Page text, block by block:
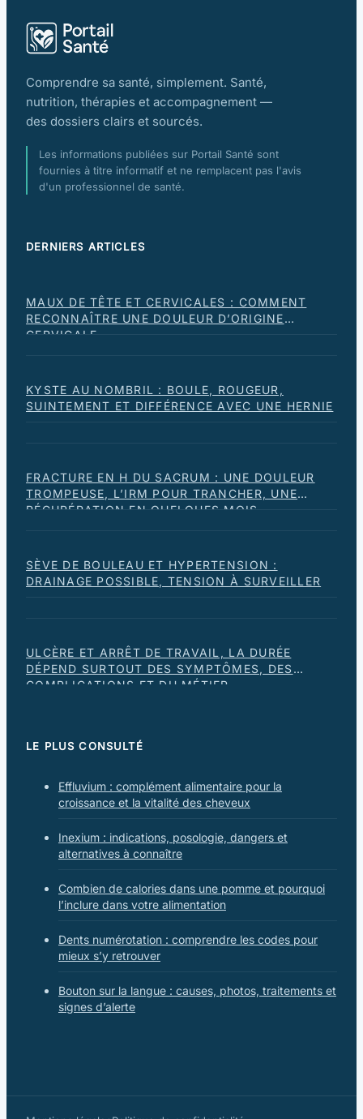
Comprendre sa santé, simplement. Santé,
nutrition, thérapies et accompagnement —
des dossiers clairs et sourcés.
Les informations publiées sur Portail Santé sont
fournies à titre informatif et ne remplacent pas l'avis
d'un professionnel de santé.
DERNIERS ARTICLES
MAUX DE TÊTE ET CERVICALES : COMMENT
RECONNAÎTRE UNE DOULEUR D’ORIGINE
CERVICALE
KYSTE AU NOMBRIL : BOULE, ROUGEUR,
SUINTEMENT ET DIFFÉRENCE AVEC UNE HERNIE
FRACTURE EN H DU SACRUM : UNE DOULEUR
TROMPEUSE, L’IRM POUR TRANCHER, UNE
RÉCUPÉRATION EN QUELQUES MOIS
SÈVE DE BOULEAU ET HYPERTENSION :
DRAINAGE POSSIBLE, TENSION À SURVEILLER
ULCÈRE ET ARRÊT DE TRAVAIL, LA DURÉE
DÉPEND SURTOUT DES SYMPTÔMES, DES
COMPLICATIONS ET DU MÉTIER
LE PLUS CONSULTÉ
Effluvium : complément alimentaire pour la
croissance et la vitalité des cheveux
Inexium : indications, posologie, dangers et
alternatives à connaître
Combien de calories dans une pomme et pourquoi
l’inclure dans votre alimentation
Dents numérotation : comprendre les codes pour
mieux s’y retrouver
Bouton sur la langue : causes, photos, traitements et
signes d’alerte